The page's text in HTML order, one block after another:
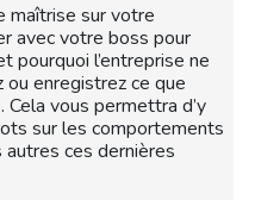
maîtrise sur votre
avec votre boss pour
pourquoi l’entreprise ne
ou enregistrez ce que
vous permettra d’y
sur les comportements
ces dernières